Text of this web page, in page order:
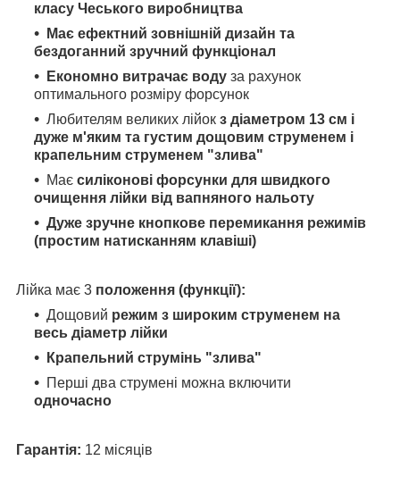
класу Чеського виробництва
Має ефектний зовнішній дизайн та
бездоганний зручний функціонал
Економно витрачає воду за рахунок
оптимального розміру форсунок
Любителям великих лійок з діаметром 13 см і
дуже м'яким та густим дощовим струменем і
крапельним струменем "злива"
Має силіконові форсунки для швидкого
очищення лійки від вапняного нальоту
Дуже зручне кнопкове перемикання режимів
(простим натисканням клавіші)
Лійка має 3 положення (функції):
Дощовий режим з широким струменем на
весь діаметр лійки
Крапельний струмінь "злива"
Перші два струмені можна включити
одночасно
Гарантія: 12 місяців